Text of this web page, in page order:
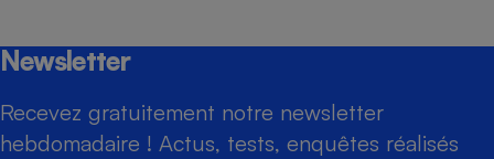
Newsletter
Recevez gratuitement notre newsletter
hebdomadaire ! Actus, tests, enquêtes réalisés